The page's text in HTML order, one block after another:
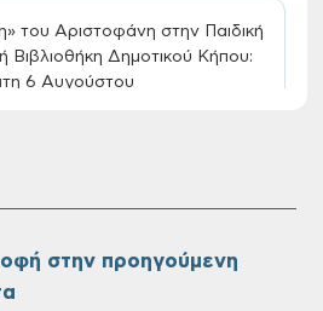
του Αριστοφάνη στην Παιδική
Βιβλιοθήκη Δημοτικού Κήπου:
6 Αυγούστου
της Δ.Κ. Τσικαλαριών
& Βαθμολογίας,
στην προηγούμενη